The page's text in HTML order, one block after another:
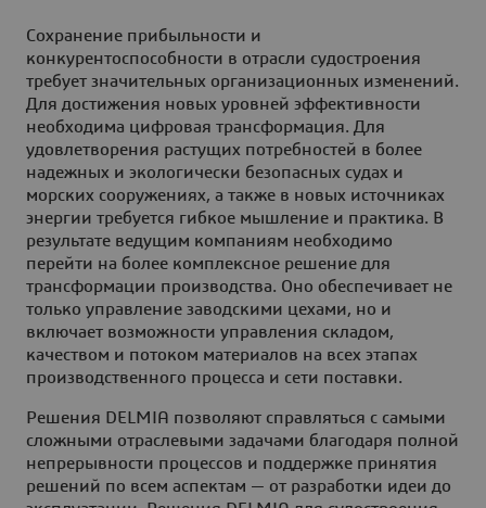
Сохранение прибыльности и
конкурентоспособности в отрасли судостроения
требует значительных организационных изменений.
Для достижения новых уровней эффективности
необходима цифровая трансформация. Для
удовлетворения растущих потребностей в более
надежных и экологически безопасных судах и
морских сооружениях, а также в новых источниках
энергии требуется гибкое мышление и практика. В
результате ведущим компаниям необходимо
перейти на более комплексное решение для
трансформации производства. Оно обеспечивает не
только управление заводскими цехами, но и
включает возможности управления складом,
качеством и потоком материалов на всех этапах
производственного процесса и сети поставки.
Решения DELMIA позволяют справляться с самыми
сложными отраслевыми задачами благодаря полной
непрерывности процессов и поддержке принятия
решений по всем аспектам — от разработки идеи до